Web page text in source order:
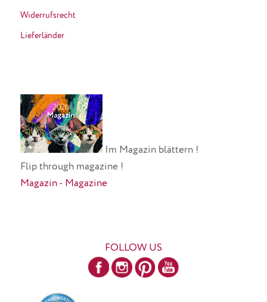
Widerrufsrecht
Lieferländer
Im Magazin blättern !
Flip through magazine !
Magazin - Magazine
FOLLOW US